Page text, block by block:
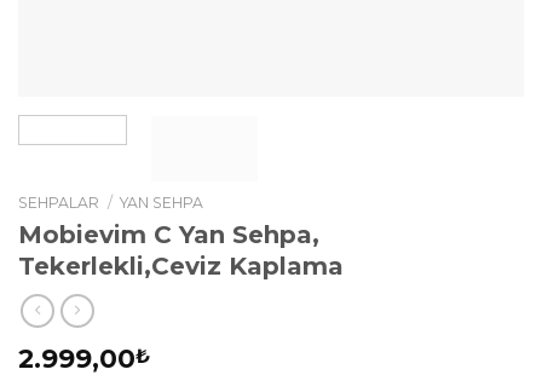
SEHPALAR / YAN SEHPA
Mobievim C Yan Sehpa,
Tekerlekli,Ceviz Kaplama
2.999,00₺